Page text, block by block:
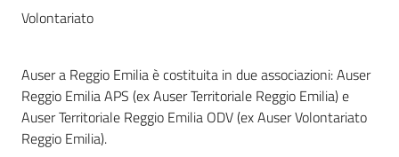
Vivere
Reggio
Emilia
Volontariato
Auser a Reggio Emilia è costituita in due associazioni: Auser
Reggio Emilia APS (ex Auser Territoriale Reggio Emilia) e
Auser Territoriale Reggio Emilia ODV (ex Auser Volontariato
Reggio Emilia).